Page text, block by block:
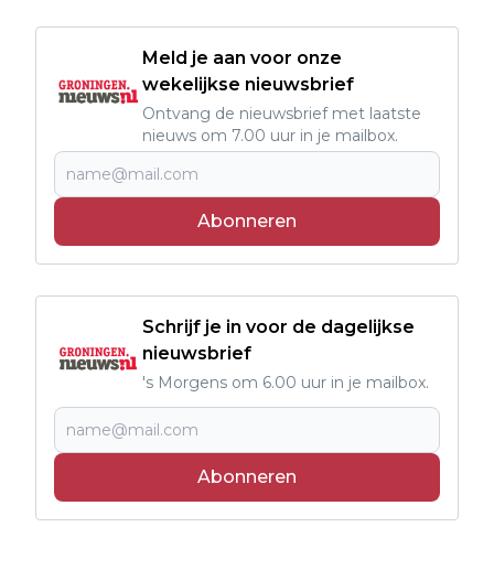
Meld je aan voor onze
wekelijkse nieuwsbrief
Ontvang de nieuwsbrief met laatste
nieuws om 7.00 uur in je mailbox.
Abonneren
Schrijf je in voor de dagelijkse
nieuwsbrief
's Morgens om 6.00 uur in je mailbox.
Abonneren